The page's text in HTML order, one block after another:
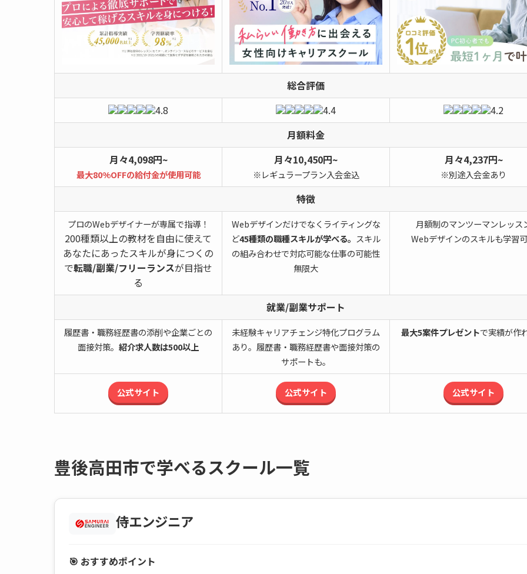
総合評価
4.8
4.4
4.2
月額料金
月々4,098円~
最大80%OFFの給付金が使用可能
月々10,450円~
※レギュラープラン入会金込
月々4,237円~
※別途入会金あり
特徴
プロのWebデザイナーが専属で指導！
200種類以上の教材を自由に使えて
あなたにあったスキルが身につくの
で転職/副業/フリーランスが目指せ
る
Webデザインだけでなくライティングな
ど45種類の職種スキルが学べる。 スキル
の組み合わせで対応可能な仕事の可能性
無限大
月額制のマンツーマンレッス
Webデザインのスキルも学習
就業/副業サポート
履歴書・職務経歴書の添削や企業ごとの
面接対策。 紹介求人数は500以上
未経験キャリアチェンジ特化プログラム
あり。履歴書・職務経歴書や面接対策の
サポートも。
最大5案件プレゼントで実績が作
公式サイト 公式サイト 公式サイト
豊後高田市で学べるスクール一覧
侍エンジニア
🎯 おすすめポイント